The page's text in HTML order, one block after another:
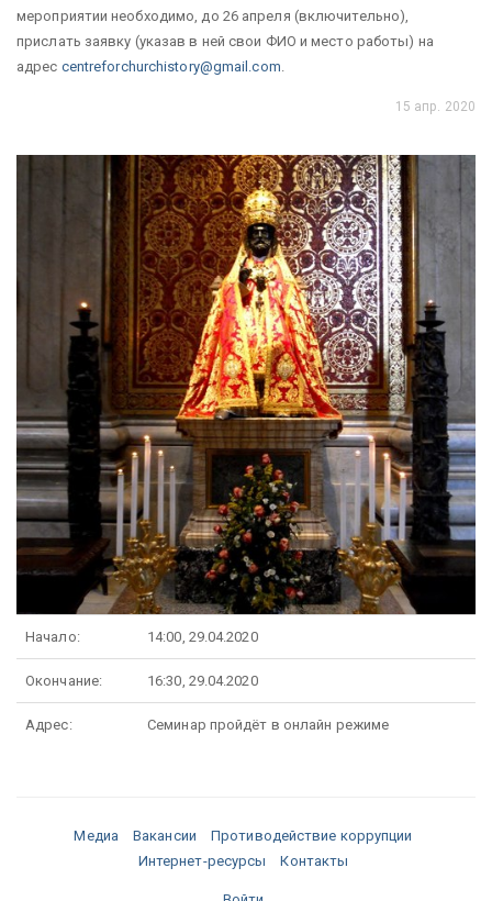
мероприятии необходимо, до 26 апреля (включительно),
прислать заявку (указав в ней свои ФИО и место работы) на
адрес centreforchurchistory@gmail.com.
15 апр. 2020
Начало: 14:00, 29.04.2020
Окончание: 16:30, 29.04.2020
Адрес: Семинар пройдёт в онлайн режиме
Медиа Вакансии
Противодействие коррупции
Интернет-ресурсы
Контакты